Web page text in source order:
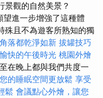
景觀的自然美景？
進一步增強了這種體
殊且不為遊客所熟知的獨
落都乾淨如新 拔罐技巧
快的午後時光 桃園外燴
在晚上都與我們共度一
的睡眠空間更放鬆 享受
鬆 會議點心外燴，讓您